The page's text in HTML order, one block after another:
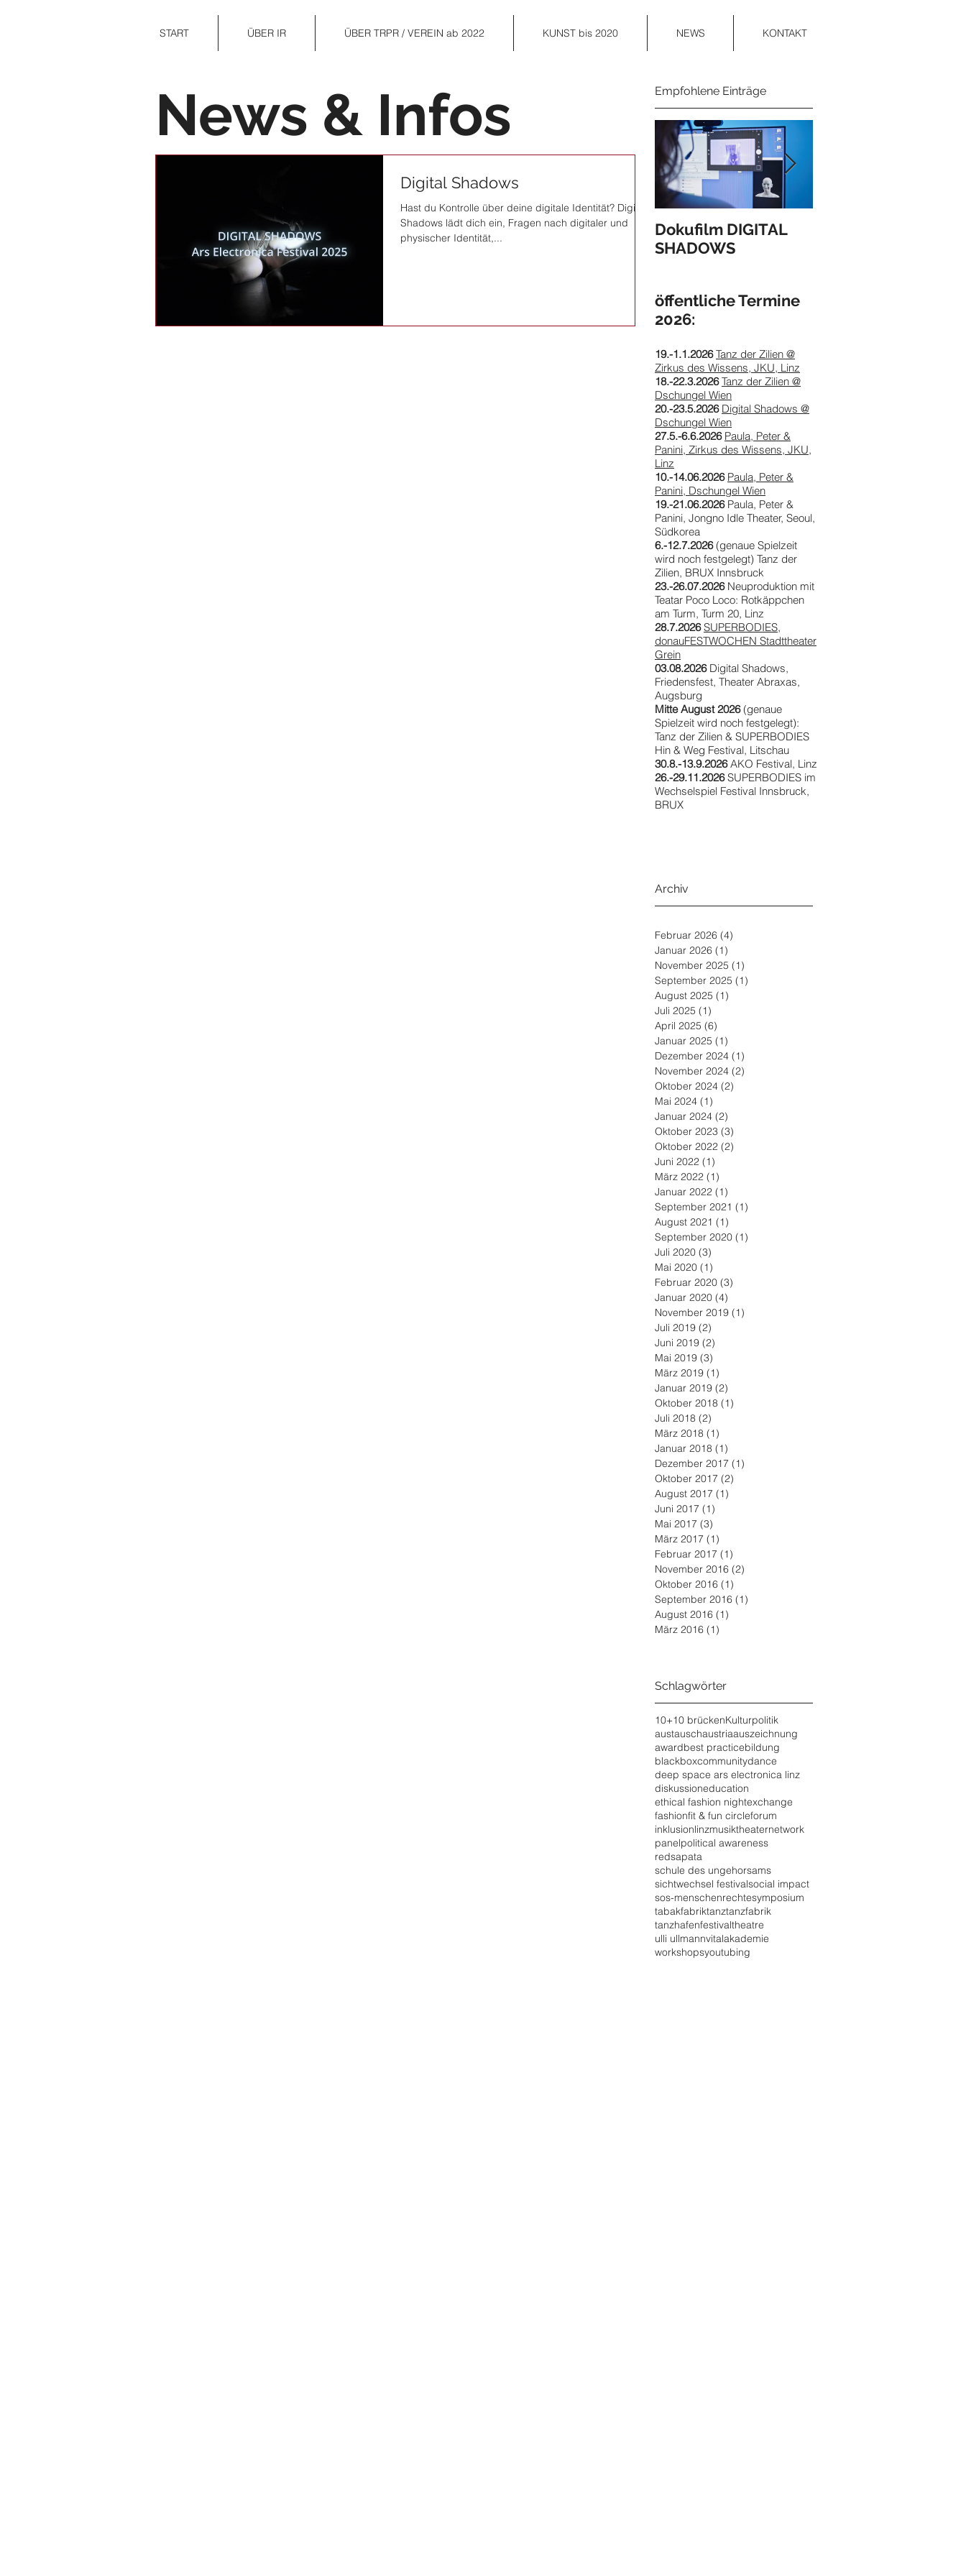
START ÜBER IR ÜBER TRPR / VEREIN ab 2022 KUNST bis 2020 NEWS KONTAKT
News & Infos
Digital Shadows
Hast du Kontrolle über deine digitale Identität? Digital
Shadows lädt dich ein, Fragen nach digitaler und
physischer Identität,...
Empfohlene Einträge
Dokufilm DIGITAL
SHADOWS
öffentliche Termine
2026:
19.-1.1.2026 Tanz der Zilien @
Zirkus des Wissens, JKU, Linz
18.-22.3.2026Tanz der Zilien @
Dschungel Wien
20.-23.5.2026 Digital Shadows @
Dschungel Wien
27.5.-6.6.2026 Paula, Peter &
Panini, Zirkus des Wissens, JKU,
Linz
10.-14.06.2026 Paula, Peter &
Panini, Dschungel Wien
19.-21.06.2026 Paula, Peter &
Panini, Jongno Idle Theater, Seoul,
Südkorea
6.-12.7.2026(genaue Spielzeit
wird noch festgelegt) Tanz der
Zilien, BRUX Innsbruck
23.-26.07.2026 Neuproduktion mit
Teatar Poco Loco: Rotkäppchen
am Turm, Turm 20, Linz
28.7.2026SUPERBODIES,
donauFESTWOCHEN Stadttheater
Grein
03.08.2026Digital Shadows,
Friedensfest, Theater Abraxas,
Augsburg
Mitte August 2026(genaue
Spielzeit wird noch festgelegt):
Tanz der Zilien & SUPERBODIES
Hin & Weg Festival, Litschau
30.8.-13.9.2026AKO Festival, Linz
26.-29.11.2026SUPERBODIES im
Wechselspiel Festival Innsbruck,
BRUX
Archiv
Februar 2026 (4)
Januar 2026 (1)
November 2025 (1)
September 2025 (1)
August 2025 (1)
Juli 2025 (1)
April 2025 (6)
Januar 2025 (1)
Dezember 2024 (1)
November 2024 (2)
Oktober 2024 (2)
Mai 2024 (1)
Januar 2024 (2)
Oktober 2023 (3)
Oktober 2022 (2)
Juni 2022 (1)
März 2022 (1)
Januar 2022 (1)
September 2021 (1)
August 2021 (1)
September 2020 (1)
Juli 2020 (3)
Mai 2020 (1)
Februar 2020 (3)
Januar 2020 (4)
November 2019 (1)
Juli 2019 (2)
Juni 2019 (2)
Mai 2019 (3)
März 2019 (1)
Januar 2019 (2)
Oktober 2018 (1)
Juli 2018 (2)
März 2018 (1)
Januar 2018 (1)
Dezember 2017 (1)
Oktober 2017 (2)
August 2017 (1)
Juni 2017 (1)
Mai 2017 (3)
März 2017 (1)
Februar 2017 (1)
November 2016 (2)
Oktober 2016 (1)
September 2016 (1)
August 2016 (1)
März 2016 (1)
Schlagwörter
10+10 brückenKulturpolitik
austauschaustriaauszeichnung
awardbest practicebildung
blackboxcommunitydance
deep space ars electronica linz
diskussioneducation
ethical fashion nightexchange
fashionfit & fun circleforum
inklusionlinzmusiktheaternetwork
panelpolitical awareness
redsapata
schule des ungehorsams
sichtwechsel festivalsocial impact
sos-menschenrechtesymposium
tabakfabriktanztanzfabrik
tanzhafenfestivaltheatre
ulli ullmannvitalakademie
workshopsyoutubing